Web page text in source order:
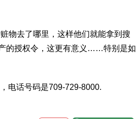
物去了哪里，这样他们就能拿到搜
的授权令，这更有意义……特别是如
电话号码是709-729-8000.